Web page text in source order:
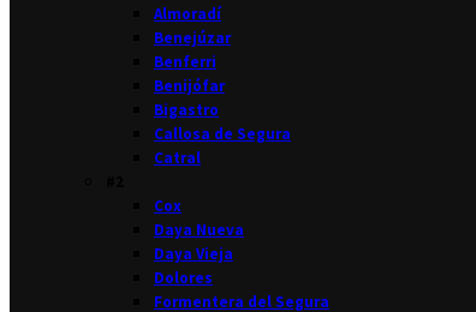
Almoradí
Benejúzar
Benferri
Benijófar
Bigastro
Callosa de Segura
Catral
Cox
Daya Nueva
Daya Vieja
Dolores
Formentera del Segura